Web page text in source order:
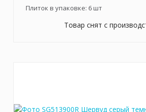
Плиток в упаковке: 6шт
Товар снят с